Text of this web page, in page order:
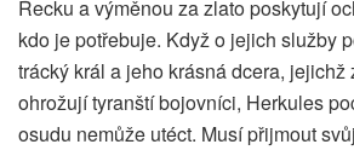
Řecku a výměnou za zlato poskytují
kdo je potřebuje. Když o jejich služby
trácký král a jeho krásná dcera, jejichž
ohrožují tyranští bojovníci, Herkules
osudu nemůže utéct. Musí přijmout